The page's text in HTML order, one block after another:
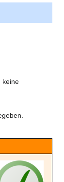
keine